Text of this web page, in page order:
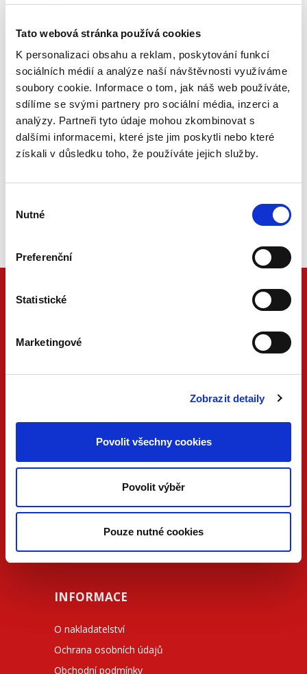
Tato webová stránka používá cookies
K personalizaci obsahu a reklam, poskytování funkcí
sociálních médií a analýze naší návštěvnosti využíváme
soubory cookie. Informace o tom, jak náš web používáte,
sdílíme se svými partnery pro sociální média, inzerci a
analýzy. Partneři tyto údaje mohou zkombinovat s
dalšími informacemi, které jste jim poskytli nebo které
získali v důsledku toho, že používáte jejich služby.
souhlasu
Nutné
Preferenční
Statistické
Marketingové
Zobrazit detaily
Povolit všechny cookies
Povolit výběr
Pouze nutné cookies
Získejte dopravu zdarma
Tradiční nakladatelství
Působíme na trhu přes 30 let.
Semináře a Konference
Vzdělávejte se kvalitně.
Vzdělávejte se s Akademií C. H. Beck.
PDF
VERZE
KONTAKTUJTE NÁS
facebook.com/beck.cz
INFORMACE
O nakladatelství
Ochrana osobních údajů
Obchodní podmínky